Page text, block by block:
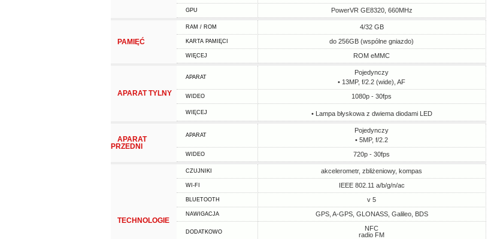
GPU PowerVR GE8320, 660MHz
PAMIĘĆ
RAM / ROM 4/32 GB
KARTA PAMIĘCI do 256GB (wspólne gniazdo)
WIĘCEJ ROM eMMC
APARAT TYLNY
APARAT
Pojedynczy
• 13MP, f/2.2 (wide), AF
WIDEO 1080p - 30fps
WIĘCEJ • Lampa błyskowa z dwiema diodami LED
APARAT
PRZEDNI
APARAT
Pojedynczy
• 5MP, f/2.2
WIDEO 720p - 30fps
TECHNOLOGIE
CZUJNIKI akcelerometr, zbliżeniowy, kompas
WI-FI IEEE 802.11 a/b/g/n/ac
BLUETOOTH v 5
NAWIGACJA GPS, A-GPS, GLONASS, Galileo, BDS
DODATKOWO
NFC
radio FM